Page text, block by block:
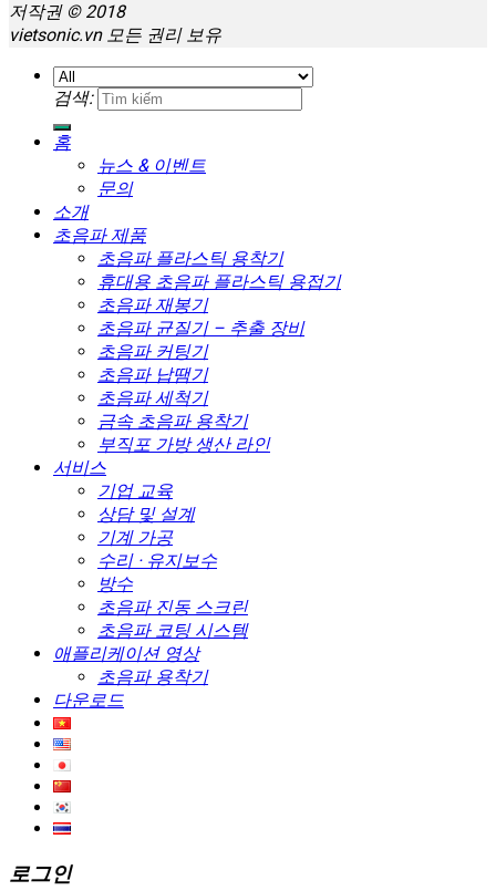
저작권 © 2018
vietsonic.vn 모든 권리 보유
검색:
홈
뉴스 & 이벤트
문의
소개
초음파 제품
초음파 플라스틱 용착기
휴대용 초음파 플라스틱 용접기
초음파 재봉기
초음파 균질기 – 추출 장비
초음파 커팅기
초음파 납땜기
초음파 세척기
금속 초음파 용착기
부직포 가방 생산 라인
서비스
기업 교육
상담 및 설계
기계 가공
수리 · 유지보수
방수
초음파 진동 스크린
초음파 코팅 시스템
애플리케이션 영상
초음파 용착기
다운로드
로그인